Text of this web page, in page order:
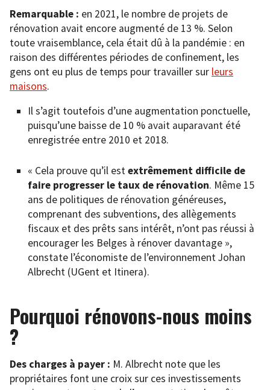
Remarquable : en 2021, le nombre de projets de
rénovation avait encore augmenté de 13 %. Selon
toute vraisemblance, cela était dû à la pandémie : en
raison des différentes périodes de confinement, les
gens ont eu plus de temps pour travailler sur leurs
maisons.
Il s’agit toutefois d’une augmentation ponctuelle,
puisqu’une baisse de 10 % avait auparavant été
enregistrée entre 2010 et 2018.
« Cela prouve qu’il estextrêmement difficile de
faire progresser le taux de rénovation. Même 15
ans de politiques de rénovation généreuses,
comprenant des subventions, des allègements
fiscaux et des prêts sans intérêt, n’ont pas réussi à
encourager les Belges à rénover davantage »,
constate l’économiste de l’environnement Johan
Albrecht (UGent et Itinera).
Pourquoi rénovons-nous moins
?
Des charges à payer : M. Albrecht note que les
propriétaires font une croix sur ces investissements